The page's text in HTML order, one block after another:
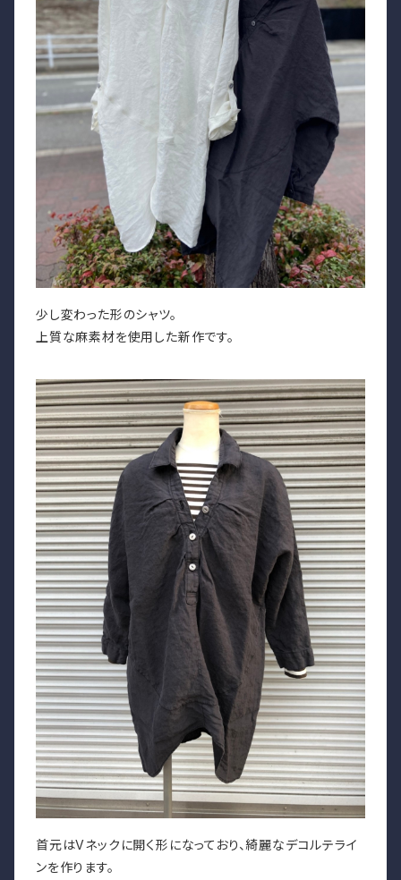
少し変わった形のシャツ。
上質な麻素材を使用した新作です。
首元はVネックに開く形になっており、綺麗なデコルテライ
ンを作ります。